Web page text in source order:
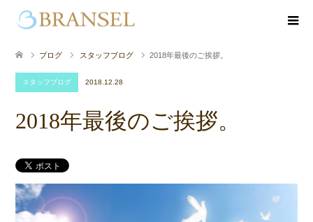
ブログ スタッフブログ 2018年最後のご挨拶。
スタッフブログ 2018.12.28
2018年最後のご挨拶。